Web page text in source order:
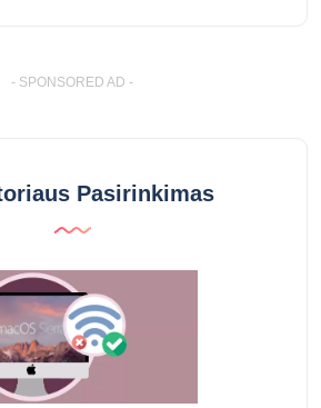
- SPONSORED AD -
Pasirinkimas